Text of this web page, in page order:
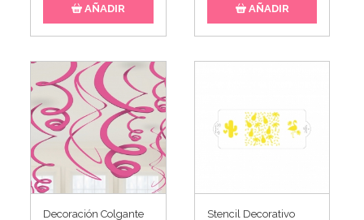
AÑADIR AÑADIR
Decoración Colgante
Stencil Decorativo